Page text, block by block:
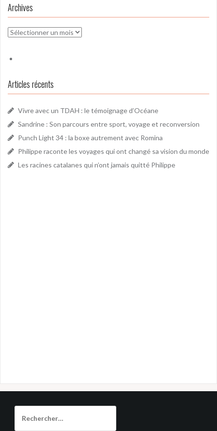
Archives
Archives
Articles récents
Vivre avec un TDAH : le témoignage d’Océane
Sandrine : Son parcours entre sport, voyage et reconversion
Punch Light 34 : la boxe autrement avec Romina
Philippe raconte les voyages qui ont changé sa vision du monde
Les racines catalanes qui n’ont jamais quitté Philippe